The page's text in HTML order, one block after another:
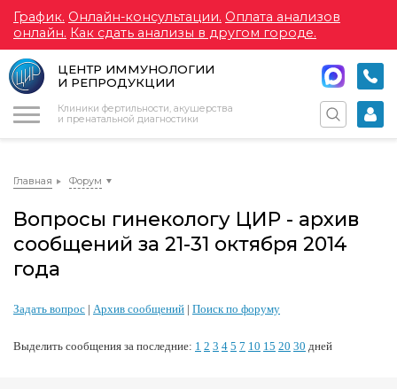
График. Онлайн-консультации. Оплата анализов
онлайн. Как сдать анализы в другом городе.
ЦЕНТР ИММУНОЛОГИИ
И РЕПРОДУКЦИИ
Клиники фертильности, акушерства
и пренатальной диагностики
Главная Форум
Вопросы гинекологу ЦИР - архив
сообщений за 21-31 октября 2014
года
Задать вопрос | Архив сообщений | Поиск по форуму
Выделить сообщения за последние: 1 2 3 4 5 7 10 15 20 30 дней